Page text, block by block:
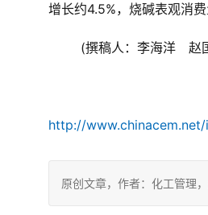
增长约4.5%，烧碱表观消费
(撰稿人： 李海洋　赵
http://
原创文章，作者：化工管理